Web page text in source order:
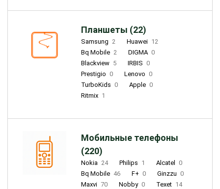
Планшеты (22)
Samsung 2 Huawei 12
Bq Mobile 2 DIGMA 0
Blackview 5 IRBIS 0
Prestigio 0 Lenovo 0
TurboKids 0 Apple 0
Ritmix 1
Мобильные телефоны
(220)
Nokia 24 Philips 1 Alcatel
0
Bq Mobile 46 F+ 0 Ginzzu 0
Maxvi 70 Nobby 0 Texet 14